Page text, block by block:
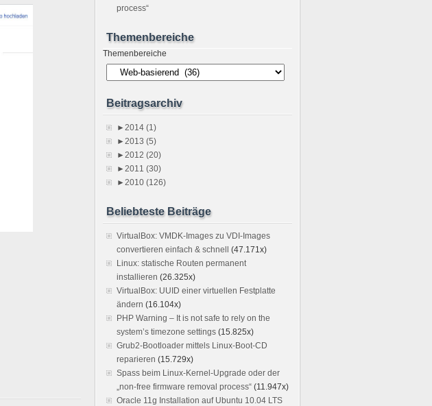
process“
Themenbereiche
Themenbereiche
Beitragsarchiv
►2014 (1)
►2013 (5)
►2012 (20)
►2011 (30)
►2010 (126)
Beliebteste Beiträge
VirtualBox: VMDK-Images zu VDI-Images
convertieren einfach & schnell
(47.171x)
Linux: statische Routen permanent
installieren (26.325x)
VirtualBox: UUID einer virtuellen Festplatte
ändern (16.104x)
PHP Warning – It is not safe to rely on the
system’s timezone settings (15.825x)
Grub2-Bootloader mittels Linux-Boot-CD
reparieren (15.729x)
Spass beim Linux-Kernel-Upgrade oder der
„non-free firmware removal process“ (11.947x)
Oracle 11g Installation auf Ubuntu 10.04 LTS